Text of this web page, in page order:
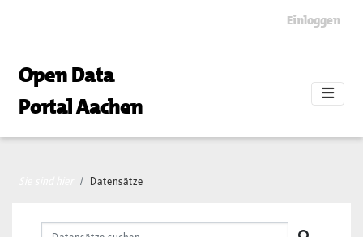
Einloggen
Open Data
Portal Aachen
Datensätze